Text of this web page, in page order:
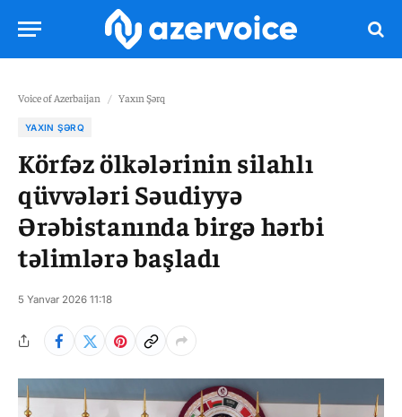
Voice of Azerbaijan / Yaxın Şərq
YAXIN ŞƏRQ
Körfəz ölkələrinin silahlı
qüvvələri Səudiyyə
Ərəbistanında birgə hərbi
təlimlərə başladı
5 Yanvar 2026 11:18